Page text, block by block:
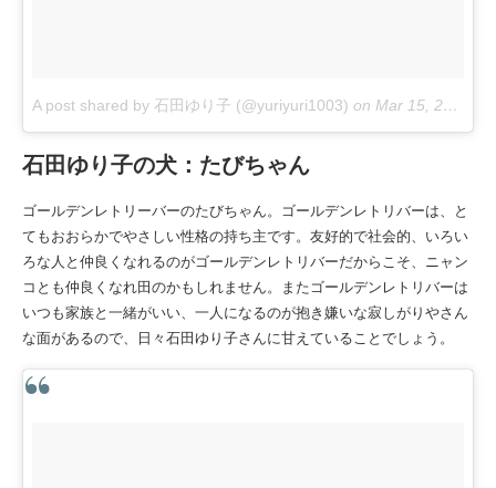
A post shared by 石田ゆり子 (@yuriyuri1003) on Mar 15, 2018 at 6:15pm PDT
石田ゆり子の犬：たびちゃん
ゴールデンレトリーバーのたびちゃん。ゴールデンレトリバーは、と
てもおおらかでやさしい性格の持ち主です。友好的で社会的、いろい
ろな人と仲良くなれるのがゴールデンレトリバーだからこそ、ニャン
コとも仲良くなれ田のかもしれません。またゴールデンレトリバーは
いつも家族と一緒がいい、一人になるのが抱き嫌いな寂しがりやさん
な面があるので、日々石田ゆり子さんに甘えていることでしょう。